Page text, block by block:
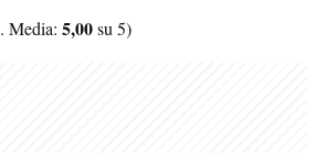
. Media: 5,00su 5)